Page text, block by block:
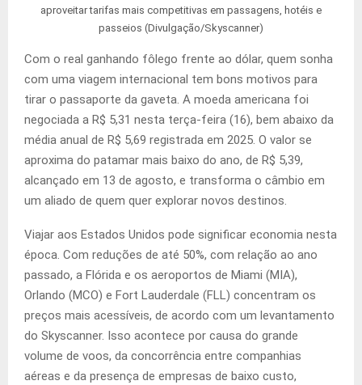
aproveitar tarifas mais competitivas em passagens, hotéis e
passeios (Divulgação/Skyscanner)
Com o real ganhando fôlego frente ao dólar, quem sonha
com uma viagem internacional tem bons motivos para
tirar o passaporte da gaveta. A moeda americana foi
negociada a R$ 5,31 nesta terça-feira (16), bem abaixo da
média anual de R$ 5,69 registrada em 2025. O valor se
aproxima do patamar mais baixo do ano, de R$ 5,39,
alcançado em 13 de agosto, e transforma o câmbio em
um aliado de quem quer explorar novos destinos.
Viajar aos Estados Unidos pode significar economia nesta
época. Com reduções de até 50%, com relação ao ano
passado, a Flórida e os aeroportos de Miami (MIA),
Orlando (MCO) e Fort Lauderdale (FLL) concentram os
preços mais acessíveis, de acordo com um levantamento
do Skyscanner. Isso acontece por causa do grande
volume de voos, da concorrência entre companhias
aéreas e da presença de empresas de baixo custo,